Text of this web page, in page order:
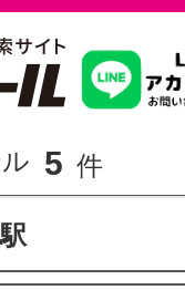
いたいこ
クールを
5 件